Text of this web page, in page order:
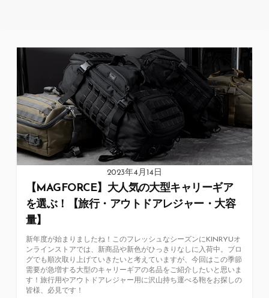
2023年4月14日
【MAGFORCE】大人気の大型キャリーギア
を選ぶ！【旅行・アウトドアレジャー・大容
量】
新年度が始まりましたね！このフレッシュなシーズンにKINRYUオ
ンラインストアでは、新商品や新色がひっきりなしに入荷中。ブロ
グでも順次取り上げていきたいと考えていますが、今回はこの季節
需要が急増する大型のキャリーギアの名品をご紹介したいと思いま
す！旅行用やアウトドアレジャー用に沢山持ち運べる鞄をお探しの
皆様、必見です！